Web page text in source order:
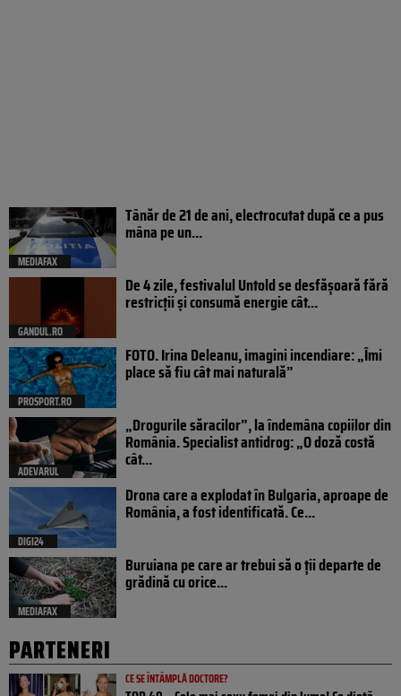
MEDIAFAX
Tânăr de 21 de ani, electrocutat după ce a pus
mâna pe un...
GANDUL.RO
De 4 zile, festivalul Untold se desfășoară fără
restricții și consumă energie cât...
PROSPORT.RO
FOTO. Irina Deleanu, imagini incendiare: „Îmi
place să fiu cât mai naturală”
ADEVARUL
„Drogurile săracilor”, la îndemâna copiilor din
România. Specialist antidrog: „O doză costă
cât...
DIGI24
Drona care a explodat în Bulgaria, aproape de
România, a fost identificată. Ce...
MEDIAFAX
Buruiana pe care ar trebui să o ții departe de
grădină cu orice...
PARTENERI
CE SE ÎNTÂMPLĂ DOCTORE?